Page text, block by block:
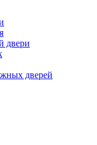
двери
дверей